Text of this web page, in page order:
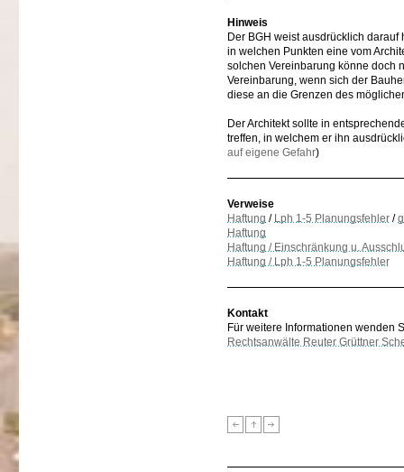
Hinweis
Der BGH weist ausdrücklich
in welchen Punkten eine vom
solchen Vereinbarung könne doch
Vereinbarung, wenn sich der
diese an die Grenzen des
Der Architekt sollte in
treffen, in welchem er ihn
auf eigene Gefahr)
Verweise
Haftung / Lph 1-5 Planungsfehler /
Haftung
Haftung / Einschränkung u.
Haftung / Lph 1-5 Planungsfehler
Kontakt
Für weitere Informationen wenden
Rechtsanwälte Reuter Grüttner